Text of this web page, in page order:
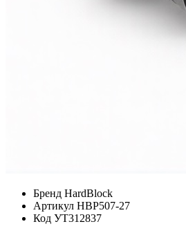
Бренд HardBlock
Артикул HBP507-27
Код УТ312837